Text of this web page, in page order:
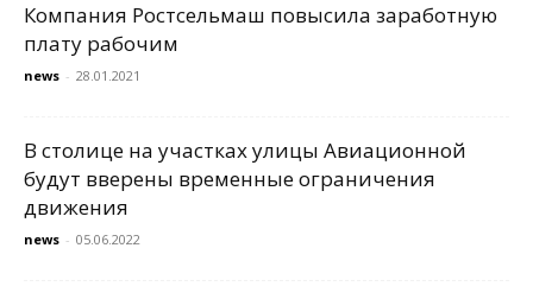
Компания Ростсельмаш повысила заработную
плату рабочим
news - 28.01.2021
В столице на участках улицы Авиационной
будут вверены временные ограничения
движения
news - 05.06.2022